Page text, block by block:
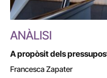
ANÀLISI
A propòsit dels
Francesca Zapater